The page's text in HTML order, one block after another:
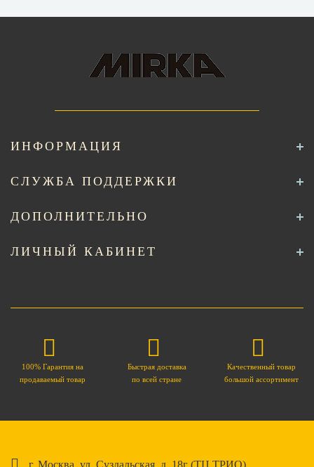
ИНФОРМАЦИЯ
СЛУЖБА ПОДДЕРЖКИ
ДОПОЛНИТЕЛЬНО
ЛИЧНЫЙ КАБИНЕТ
100% Гарантия на
продаваемый товар
Быстрая доставка
по всей стране
Качественный товар
большой ассортимент
г. Москва. ул. Суздальская, д. 18г (ТЦ ТРИО)